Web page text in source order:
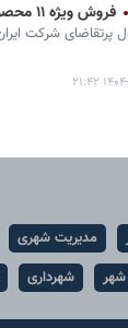
فروش ویژه ۱۱ محصول ایران‌خودرو از هفته آینده
۲۱:۴۲
مدیریت شهری
شهر شهرداری